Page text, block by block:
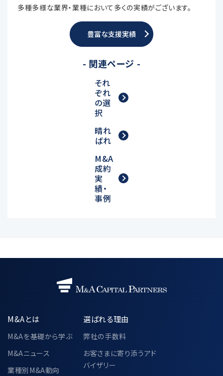
多種多様な業界・業種において多くの実績がございます。
豊富な支援実績
- 関連ページ -
それ
ぞれ
の選
択
晴れ
ばれ
M&A
成約
実
績・
事例
M&Aとは
M&Aを基礎から学ぶ
M&Aニュース
業種別M&A動向
選ばれる理由
弊社の手数料
お客さまに寄り添うアド
バイザリー